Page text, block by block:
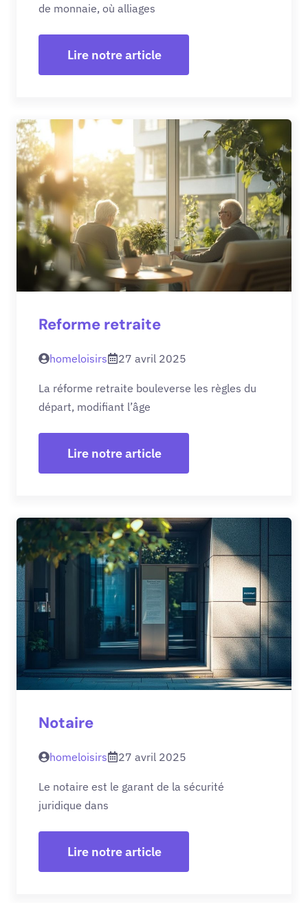
de monnaie, où alliages
Lire notre article
Reforme retraite
homeloisirs 27 avril 2025
La réforme retraite bouleverse les règles du
départ, modifiant l’âge
Lire notre article
Notaire
homeloisirs 27 avril 2025
Le notaire est le garant de la sécurité
juridique dans
Lire notre article